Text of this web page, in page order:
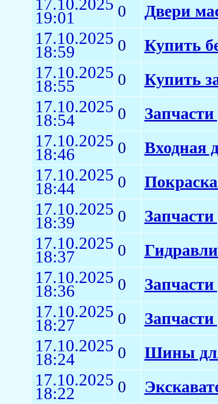
17.10.2025
19:01 0 Двери
17.10.2025
18:59 0 Купить
17.10.2025
18:55 0 Купить
17.10.2025
18:54 0
17.10.2025
18:46 0 Входная
17.10.2025
18:44 0
17.10.2025
18:39 0
17.10.2025
18:37 0
17.10.2025
18:36 0
17.10.2025
18:27 0
17.10.2025
18:24 0 Шины
17.10.2025
18:22 0